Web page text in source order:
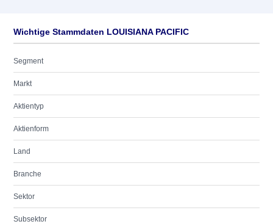
Wichtige Stammdaten LOUISIANA PACIFIC
Segment
Markt
Aktientyp
Aktienform
Land
Branche
Sektor
Subsektor